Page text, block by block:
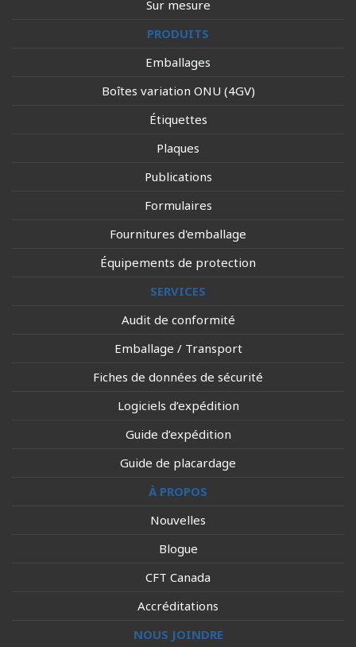
Sur mesure
PRODUITS
Emballages
Boîtes variation ONU (4GV)
Étiquettes
Plaques
Publications
Formulaires
Fournitures d'emballage
Équipements de protection
SERVICES
Audit de conformité
Emballage / Transport
Fiches de données de sécurité
Logiciels d’expédition
Guide d’expédition
Guide de placardage
À PROPOS
Nouvelles
Blogue
CFT Canada
Accréditations
NOUS JOINDRE